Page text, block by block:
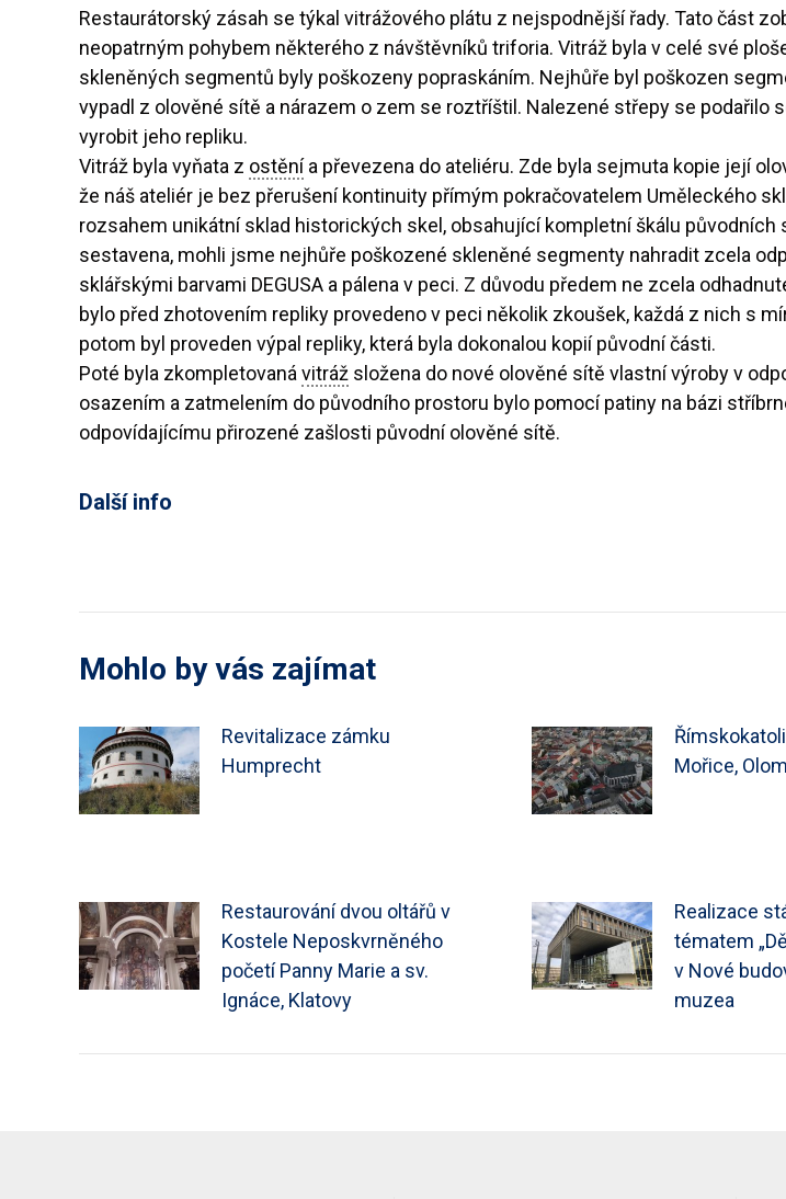
Restaurátorský zásah se týkal vitrážového plátu z nejspodnější řady. Tato část
neopatrným pohybem některého z návštěvníků triforia. Vitráž byla v celé své
skleněných segmentů byly poškozeny popraskáním. Nejhůře byl poškozen
vypadl z olověné sítě a nárazem o zem se roztříštil. Nalezené střepy se
vyrobit jeho repliku.
Vitráž byla vyňata z ostěnía převezena do ateliéru. Zde byla sejmuta kopie její
že náš ateliér je bez přerušení kontinuity přímým pokračovatelem Uměleckého
rozsahem unikátní sklad historických skel, obsahující kompletní škálu původních
sestavena, mohli jsme nejhůře poškozené skleněné segmenty nahradit zcela
sklářskými barvami DEGUSA a pálena v peci. Z důvodu předem ne zcela
bylo před zhotovením repliky provedeno v peci několik zkoušek, každá z nich s
potom byl proveden výpal repliky, která byla dokonalou kopií původní části.
Poté byla zkompletovaná vitráž složena do nové olověné sítě vlastní výroby v
osazením a zatmelením do původního prostoru bylo pomocí patiny na bázi
odpovídajícímu přirozené zašlosti původní olověné sítě.
Další info
Mohlo by vás zajímat
Revitalizace zámku
Humprecht
Mořice,
Restaurování dvou oltářů v
Kostele Neposkvrněného
početí Panny Marie a sv.
Ignáce, Klatovy
Realizace
tématem
v Nové
muzea